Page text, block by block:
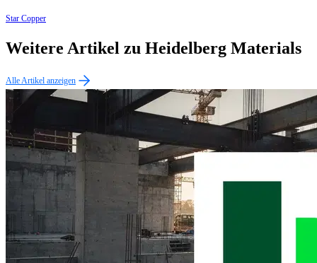
Star Copper
Weitere Artikel zu Heidelberg Materials
Alle Artikel anzeigen